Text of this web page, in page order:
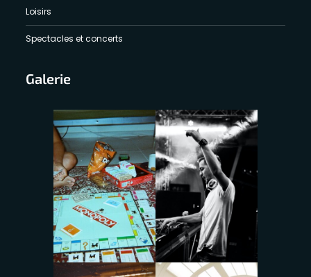
Loisirs
Spectacles et concerts
Galerie